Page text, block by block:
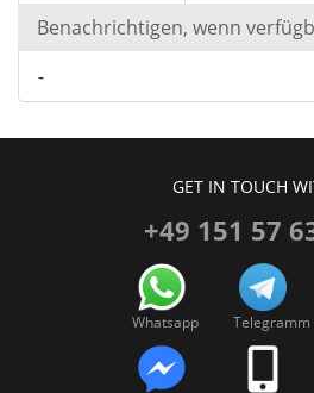
Benachrichtigen, wenn
-
GET IN TOUCH
+49 151 57
Whatsapp Telegramm